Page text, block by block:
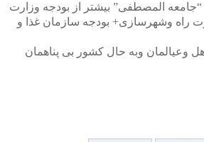
“جامعه المصطفی” بیشتر از بودجه وزارت
راه وشهرسازی+ بودجه سازمان غذا و
وعیالمان وبه حال کشور بی پناهمان